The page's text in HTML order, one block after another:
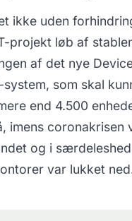
ikke uden
projekt løb af
af det nye
som skal
end 4.500
imens coronakrisen
og i
var lukket